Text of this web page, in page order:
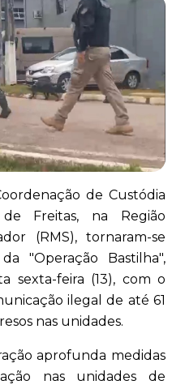
de Custódia
Freitas, na Região
(RMS), tornaram-se
"Operação Bastilha",
sexta-feira (13), com o
ilegal de até 61
nas unidades.
aprofunda medidas
nas unidades de